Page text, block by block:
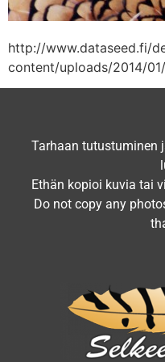
http://www.dataseed.fi/
content/uploads/2014/
Tarhaan tutustuminen
Ethän kopioi kuvia tai
Do not copy any